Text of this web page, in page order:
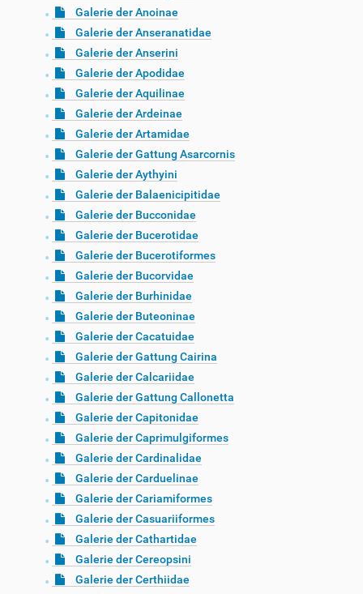
Galerie der Anoinae
Galerie der Anseranatidae
Galerie der Anserini
Galerie der Apodidae
Galerie der Aquilinae
Galerie der Ardeinae
Galerie der Artamidae
Galerie der Gattung Asarcornis
Galerie der Aythyini
Galerie der Balaenicipitidae
Galerie der Bucconidae
Galerie der Bucerotidae
Galerie der Bucerotiformes
Galerie der Bucorvidae
Galerie der Burhinidae
Galerie der Buteoninae
Galerie der Cacatuidae
Galerie der Gattung Cairina
Galerie der Calcariidae
Galerie der Gattung Callonetta
Galerie der Capitonidae
Galerie der Caprimulgiformes
Galerie der Cardinalidae
Galerie der Carduelinae
Galerie der Cariamiformes
Galerie der Casuariiformes
Galerie der Cathartidae
Galerie der Cereopsini
Galerie der Certhiidae